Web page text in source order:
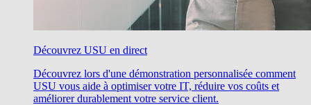
Découvrez USU en direct
Découvrez lors d'une démonstration personnalisée comment
USU vous aide à optimiser votre IT, réduire vos coûts et
améliorer durablement votre service client.